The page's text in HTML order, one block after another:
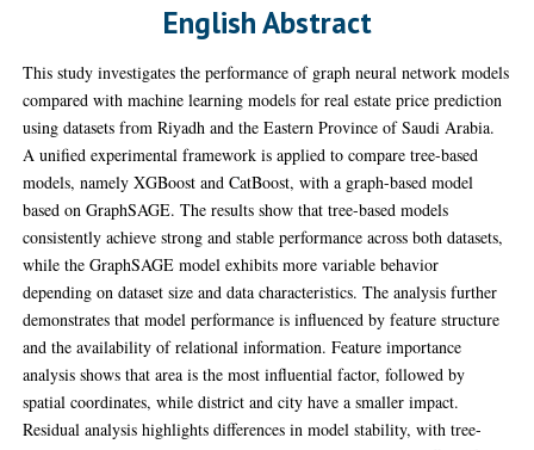
English Abstract
This study investigates the performance of graph neural network models
compared with machine learning models for real estate price prediction
using datasets from Riyadh and the Eastern Province of Saudi Arabia.
A unified experimental framework is applied to compare tree-based
models, namely XGBoost and CatBoost, with a graph-based model
based on GraphSAGE. The results show that tree-based models
consistently achieve strong and stable performance across both datasets,
while the GraphSAGE model exhibits more variable behavior
depending on dataset size and data characteristics. The analysis further
demonstrates that model performance is influenced by feature structure
and the availability of relational information. Feature importance
analysis shows that area is the most influential factor, followed by
spatial coordinates, while district and city have a smaller impact.
Residual analysis highlights differences in model stability, with tree-